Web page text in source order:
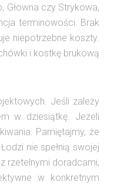
Głowna czy Strykowa,
terminowości. Brak
niepotrzebne koszty.
i kostkę brukową
Jeśli zależy
w dziesiątkę. Jeżeli
Pamiętajmy, że
nie spełnią swojej
rzetelnymi doradcami,
w konkretnym